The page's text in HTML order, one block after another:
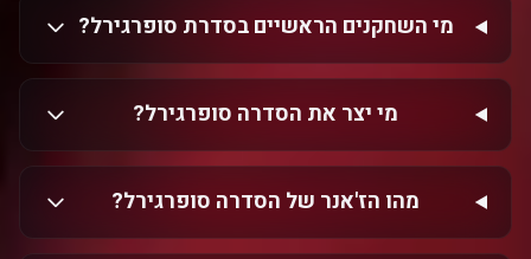
מי השחקנים הראשיים בסדרת סופרגירל?
מי יצר את הסדרה סופרגירל?
מהו הז'אנר של הסדרה סופרגירל?